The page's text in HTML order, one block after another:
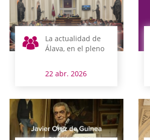
La actualidad de
Álava, en el pleno
22 abr. 2026